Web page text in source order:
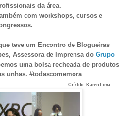
da área.
com workshops, cursos e
teve um Encontro de Blogueiras
Assessora de Imprensa do Grupo
uma bolsa recheada de produtos
unhas. #todascomemora
Crédito: Karen Lima